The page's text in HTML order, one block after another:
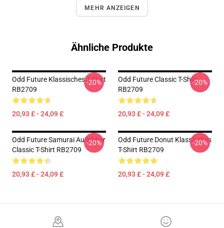
MEHR ANZEIGEN
Ähnliche Produkte
Odd Future Klassisches T-Shirt
RB2709
20,93 £ - 24,09 £
-20%
Odd Future Classic T-Shirt
RB2709
20,93 £ - 24,09 £
-20%
Odd Future Samurai Aufkleber
Classic T-Shirt RB2709
20,93 £ - 24,09 £
-20%
Odd Future Donut Klassisches
T-Shirt RB2709
20,93 £ - 24,09 £
-20%